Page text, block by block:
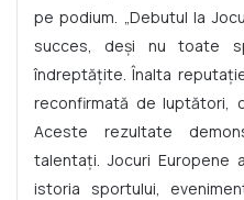
pe podium. „Debutul la
succes, deși nu toate
îndreptăţite. Înalta
reconfirmată de luptători,
Aceste rezultate
talentaţi. Jocuri Europene
istoria sportului,